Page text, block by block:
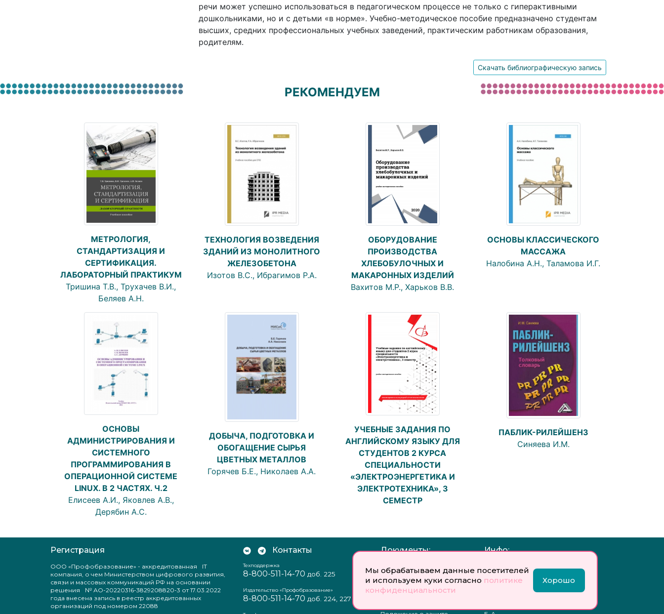
Мы обрабатываем данные посетителей
и используем куки согласно политике
конфиденциальности
Хорошо
речи может успешно использоваться в педагогическом процессе не только с гиперактивными
дошкольниками, но и с детьми «в норме». Учебно-методическое пособие предназначено студентам
высших, средних профессиональных учебных заведений, практическим работникам образования,
родителям.
Скачать библиографическую запись
РЕКОМЕНДУЕМ
МЕТРОЛОГИЯ,
СТАНДАРТИЗАЦИЯ И
СЕРТИФИКАЦИЯ.
ЛАБОРАТОРНЫЙ ПРАКТИКУМ
Тришина Т.В., Трухачев В.И.,
Беляев А.Н.
ТЕХНОЛОГИЯ ВОЗВЕДЕНИЯ
ЗДАНИЙ ИЗ МОНОЛИТНОГО
ЖЕЛЕЗОБЕТОНА
Изотов В.С., Ибрагимов Р.А.
ОБОРУДОВАНИЕ
ПРОИЗВОДСТВА
ХЛЕБОБУЛОЧНЫХ И
МАКАРОННЫХ ИЗДЕЛИЙ
Вахитов М.Р., Харьков В.В.
ОСНОВЫ КЛАССИЧЕСКОГО
МАССАЖА
Налобина А.Н., Таламова И.Г.
ОСНОВЫ
АДМИНИСТРИРОВАНИЯ И
СИСТЕМНОГО
ПРОГРАММИРОВАНИЯ В
ОПЕРАЦИОННОЙ СИСТЕМЕ
LINUX. В 2 ЧАСТЯХ. Ч.2
Елисеев А.И., Яковлев А.В.,
Дерябин А.С.
ДОБЫЧА, ПОДГОТОВКА И
ОБОГАЩЕНИЕ СЫРЬЯ
ЦВЕТНЫХ МЕТАЛЛОВ
Горячев Б.Е., Николаев А.А.
УЧЕБНЫЕ ЗАДАНИЯ ПО
АНГЛИЙСКОМУ ЯЗЫКУ ДЛЯ
СТУДЕНТОВ 2 КУРСА
СПЕЦИАЛЬНОСТИ
«ЭЛЕКТРОЭНЕРГЕТИКА И
ЭЛЕКТРОТЕХНИКА», 3
СЕМЕСТР
ПАБЛИК-РИЛЕЙШЕНЗ
Синяева И.М.
Регистрация
ООО «Профобразование» - аккредитованная IT
компания, о чем Министерством цифрового развития,
связи и массовых коммуникаций РФ на основании
решения № АО-20220316-3829208820-3 от 17.03.2022
года внесена запись в реестр аккредитованных
организаций под номером 22088
Контакты
Техподдержка
8-800-511-14-70 доб. 225
Издательство «Профобразование»
8-800-511-14-70 доб. 224, 227
Документы:
Отзыв согласия на обработку
персональных данных
Пользовательское
соглашение
Инфо:
Учредитель: Общество с
ограниченной
ответственностью
«Профобразование»